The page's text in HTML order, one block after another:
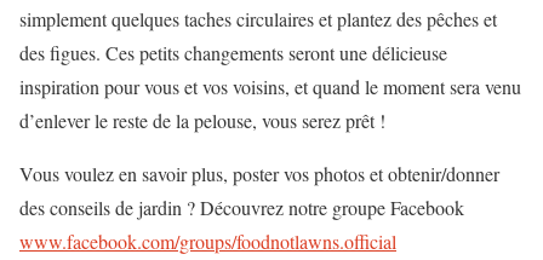
simplement quelques taches circulaires et plantez des pêches et
des figues. Ces petits changements seront une délicieuse
inspiration pour vous et vos voisins, et quand le moment sera venu
d’enlever le reste de la pelouse, vous serez prêt !
Vous voulez en savoir plus, poster vos photos et obtenir/donner
des conseils de jardin ? Découvrez notre groupe Facebook
www.facebook.com/groups/foodnotlawns.official